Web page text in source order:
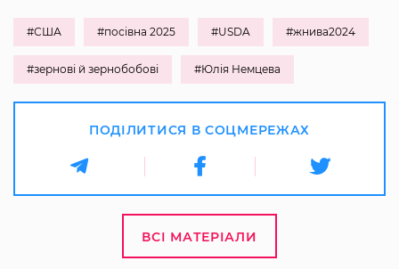
#США #посівна 2025 #USDA #жнива2024
#зернові й зернобобові #Юлія Немцева
ПОДІЛИТИСЯ В СОЦМЕРЕЖАХ
ВСІ МАТЕРІАЛИ